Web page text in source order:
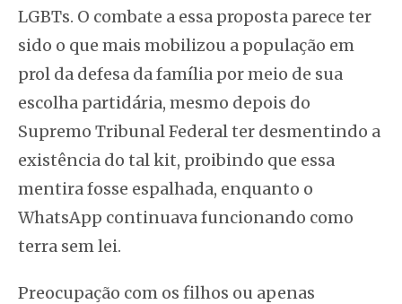
LGBTs. O combate a essa proposta parece ter
sido o que mais mobilizou a população em
prol da defesa da família por meio de sua
escolha partidária, mesmo depois do
Supremo Tribunal Federal ter desmentindo a
existência do tal kit, proibindo que essa
mentira fosse espalhada, enquanto o
WhatsApp continuava funcionando como
terra sem lei.
Preocupação com os filhos ou apenas